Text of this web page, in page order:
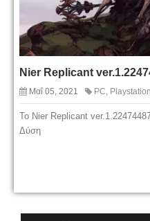
Nier Replicant
Μαΐ 05, 2021 PC, Playstation
To Nier Replicant
Δύση